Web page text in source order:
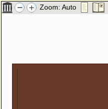
Zoom: Auto